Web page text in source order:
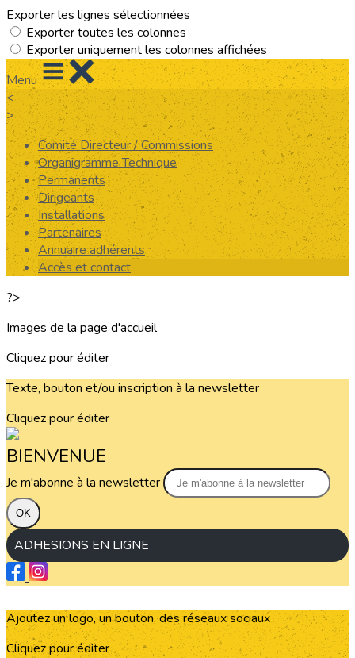
Exporter les lignes sélectionnées
Exporter toutes les colonnes
Exporter uniquement les colonnes affichées
Menu
<
>
Comité Directeur / Commissions
Organigramme Technique
Permanents
Dirigeants
Installations
Partenaires
Annuaire adhérents
Accès et contact
?>
Images de la page d'accueil
Cliquez pour éditer
Texte, bouton et/ou inscription à la newsletter
Cliquez pour éditer
BIENVENUE
Je m'abonne à la newsletter
OK
ADHESIONS EN LIGNE
Ajoutez un logo, un bouton, des réseaux sociaux
Cliquez pour éditer